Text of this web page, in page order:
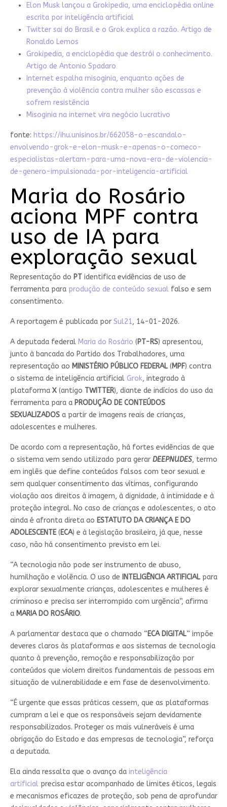
Elon Musk lançou a Grokipedia, uma enciclopédia online
escrita por inteligência artificial
Twitter sai do Brasil e o Grok explica a razão. Artigo de
Ronaldo Lemos
Grokipedia, a enciclopédia que destrói o conhecimento.
Artigo de Antonio Spadaro
Internet espalha misoginia, enquanto ações de
prevenção à violência contra mulher são escassas e
sofrem resistência
Misoginia na internet vira negócio lucrativo
fonte: https://ihu.unisinos.br/662058-o-escandalo-
envolvendo-grok-e-elon-musk-e-apenas-o-comeco-
especialistas-alertam-para-uma-nova-era-de-violencia-
de-genero-impulsionada-por-inteligencia-artificial
Maria do Rosário
aciona MPF contra
uso de IA para
exploração sexual
Representação do PTidentifica evidências de uso de
ferramenta para produção de conteúdo sexualfalso e sem
consentimento.
A reportagem é publicada por Sul21, 14-01-2026.
A deputada federal Maria do Rosário (PT-RS) apresentou,
junto à bancada do Partido dos Trabalhadores, uma
representação ao MINISTÉRIO PÚBLICO FEDERAL(MPF) contra
o sistema de inteligência artificial Grok, integrado à
plataforma X(antigo TWITTER), diante de indícios do uso da
ferramenta para a PRODUÇÃO DE CONTEÚDOS
SEXUALIZADOSa partir de imagens reais de crianças,
adolescentes e mulheres.
De acordo com a representação, há fortes evidências de que
o sistema vem sendo utilizado para gerar DEEPNUDES, termo
em inglês que define conteúdos falsos com teor sexual e
sem qualquer consentimento das vítimas, configurando
violação aos direitos à imagem, à dignidade, à intimidade e à
proteção integral. No caso de crianças e adolescentes, o ato
ainda é afronta direta ao ESTATUTO DA CRIANÇA E DO
ADOLESCENTE(ECA) e à legislação brasileira, já que, nesse
caso, não há consentimento previsto em lei.
“A tecnologia não pode ser instrumento de abuso,
humilhação e violência. O uso de INTELIGÊNCIA ARTIFICIALpara
explorar sexualmente crianças, adolescentes e mulheres é
criminoso e precisa ser interrompido com urgência”, afirma
a MARIA DO ROSÁRIO.
A parlamentar destaca que o chamado “ECA DIGITAL” impõe
deveres claros às plataformas e aos sistemas de tecnologia
quanto à prevenção, remoção e responsabilização por
conteúdos que violem direitos fundamentais de pessoas em
situação de vulnerabilidade e em fase de desenvolvimento.
“É urgente que essas práticas cessem, que as plataformas
cumpram a lei e que os responsáveis sejam devidamente
responsabilizados. Proteger os mais vulneráveis é uma
obrigação do Estado e das empresas de tecnologia”, reforça
a deputada.
Ela ainda ressalta que o avanço da inteligência
artificialprecisa estar acompanhado de limites éticos, legais
e mecanismos eficazes de proteção, sob pena de aprofundar